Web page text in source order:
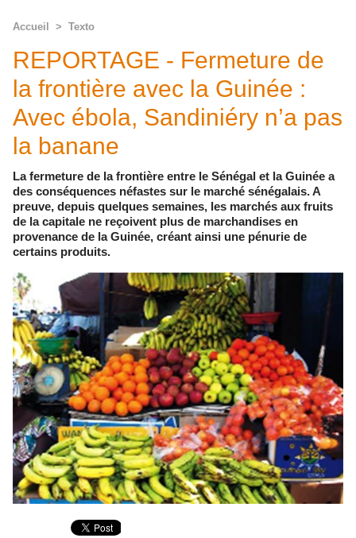
Accueil > Texto
REPORTAGE - Fermeture de
la frontière avec la Guinée :
Avec ébola, Sandiniéry n’a pas
la banane
La fermeture de la frontière entre le Sénégal et la Guinée a
des conséquences néfastes sur le marché sénégalais. A
preuve, depuis quelques semaines, les marchés aux fruits
de la capitale ne reçoivent plus de marchandises en
provenance de la Guinée, créant ainsi une pénurie de
certains produits.